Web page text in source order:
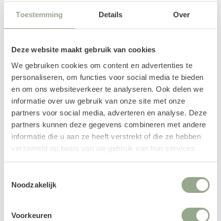
Toestemming Details Over
Deze website maakt gebruik van cookies
We gebruiken cookies om content en advertenties te
personaliseren, om functies voor social media te bieden
en om ons websiteverkeer te analyseren. Ook delen we
informatie over uw gebruik van onze site met onze
partners voor social media, adverteren en analyse. Deze
partners kunnen deze gegevens combineren met andere
informatie die u aan ze heeft verstrekt of die ze hebben
verzameld op basis van uw gebruik van hun services.
Noodzakelijk
Voorkeuren